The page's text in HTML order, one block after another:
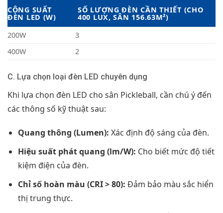
CÔNG SUẤT
ĐÈN LED (W)
SỐ LƯỢNG ĐÈN CẦN THIẾT (CHO
400 LUX, SÂN 156.63M²)
200W
3
400W
2
C. Lựa chọn loại đèn LED chuyên dụng
Khi lựa chọn đèn LED cho sân Pickleball, cần chú ý đến
các thông số kỹ thuật sau:
Quang thông (Lumen): Xác định độ sáng của đèn.
Hiệu suất phát quang (lm/W): Cho biết mức độ tiết
kiệm điện của đèn.
Chỉ số hoàn màu (CRI > 80): Đảm bảo màu sắc hiển
thị trung thực.